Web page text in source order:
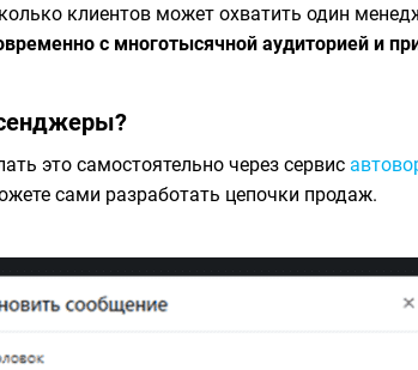
клиентов может охватить один
с многотысячной аудиторией и
это самостоятельно через сервис
сами разработать цепочки продаж.